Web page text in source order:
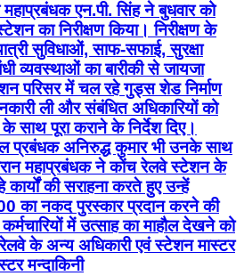
एन.पी. सिंह ने बुधवार को
का निरीक्षण किया। निरीक्षण के
सुविधाओं, साफ-सफाई, सुरक्षा
व्यवस्थाओं का बारीकी से जायजा
परिसर में चल रहे गुड्स शेड निर्माण
ली और संबंधित अधिकारियों को
के साथ पूरा कराने के निर्देश दिए।
प्रबंधक अनिरुद्ध कुमार भी उनके साथ
महाप्रबंधक ने कोंच रेलवे स्टेशन के
कार्यों की सराहना करते हुए उन्हें
का नकद पुरस्कार प्रदान करने की
में उत्साह का माहौल देखने को
रेलवे के अन्य अधिकारी एवं स्टेशन मास्टर
मन्दाकिनी